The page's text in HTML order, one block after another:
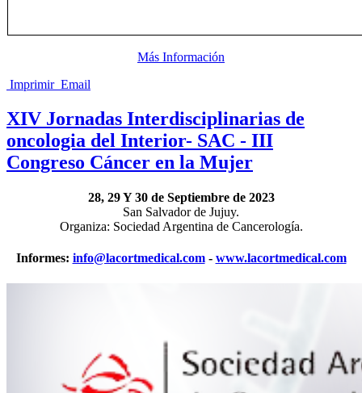
Más Información
Imprimir Email
XIV Jornadas Interdisciplinarias de
oncologia del Interior- SAC - III
Congreso Cáncer en la Mujer
28, 29 Y 30 de Septiembre de 2023
San Salvador de Jujuy.
Organiza: Sociedad Argentina de Cancerología.
Informes: info@lacortmedical.com- www.lacortmedical.com